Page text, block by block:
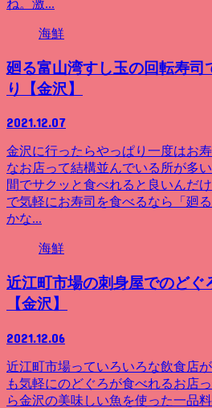
ね。激...
海鮮
廻る富山湾すし玉の回転寿司
り【金沢】
2021.12.07
金沢に行ったらやっぱり一度はお
なお店って結構並んでいる所が多
間でサクッと食べれると良いんだ
で気軽にお寿司を食べるなら「廻
かな...
海鮮
近江町市場の刺身屋でのどぐ
【金沢】
2021.12.06
近江町市場っていろいろな飲食店
も気軽にのどぐろが食べれるお店
ら金沢の美味しい魚を使った一品